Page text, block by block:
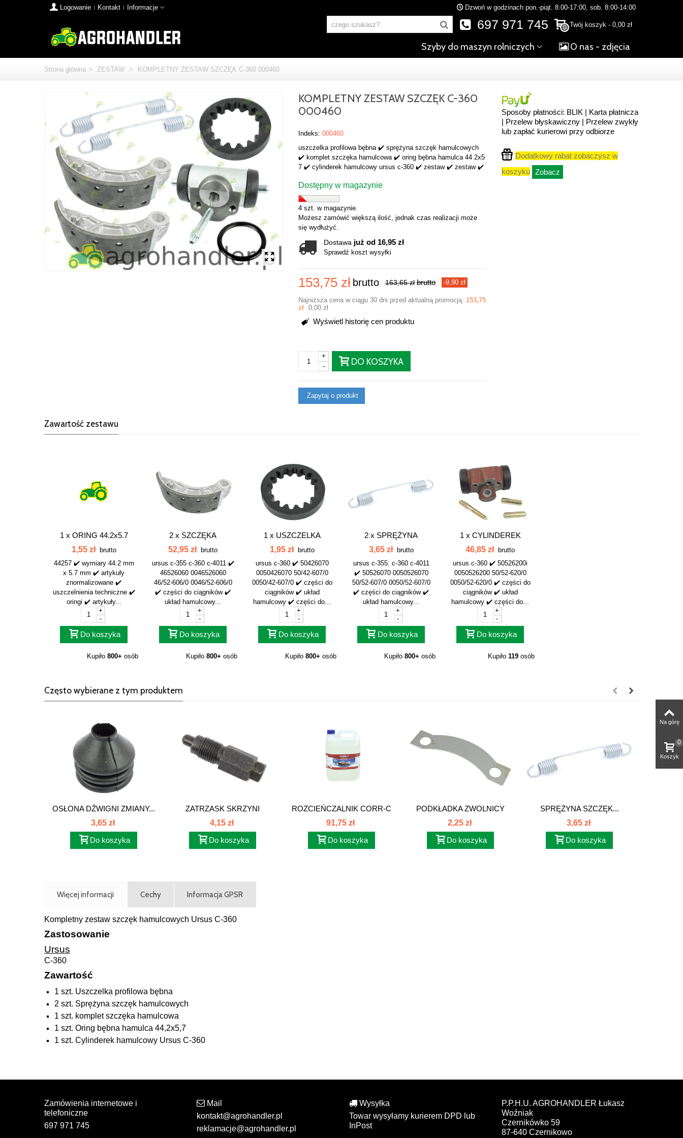
Logowanie Kontakt Informacje Dzwoń w godzinach pon.-piąt. 8:00-17:00, sob. 8:00-14:00
0 Twój koszyk - 0,00 zł
697 971 745
Szyby do maszyn rolniczych O nas - zdjęcia
Strona główna > ZESTAW > KOMPLETNY ZESTAW SZCZĘK C-360 000460
KOMPLETNY ZESTAW SZCZĘK C-360
000460
Indeks: 000460
uszczelka profilowa bębna ✔️ sprężyna szczęk hamulcowych
✔️ komplet szczęka hamulcowa ✔️ oring bębna hamulca 44 2x5
7 ✔️ cylinderek hamulcowy ursus c-360 ✔️ zestaw ✔️ zestaw ✔️
Dostępny w magazynie
4 szt. w magazynie.
Możesz zamówić większą ilość, jednak czas realizacji może
się wydłużyć.
Dostawa już od 16,95 zł
Sprawdź koszt wysyłki
153,75 zł brutto 163,65 zł brutto -9,90 zł
Najniższa cena w ciągu 30 dni przed aktualną promocją: 153,75
zł 0,00 zł
Wyświetl historię cen produktu
-
+
DO KOSZYKA
Zapytaj o produkt
Sposoby płatności: BLIK | Karta płatnicza
| Przelew błyskawiczny | Przelew zwykły
lub zapłać kurierowi przy odbiorze
Dodatkowy rabat zobaczysz w
koszyku Zobacz
Zawartość zestawu
1 x ORING 44.2x5.7
BĘBEN HAMUL. 44257
1,55 zł brutto
44257 ✔️ wymiary 44.2 mm
x 5.7 mm ✔️ artykuły
znormalizowane ✔️
uszczelnienia techniczne ✔️
oringi ✔️ artykuły...
-
+
Do koszyka
Kupiło 800+ osób
2 x SZCZĘKA
HAMULCOWA C-360...
52,95 zł brutto
ursus c-355 c-360 c-4011 ✔️
46526060 0046526060
46/52-606/0 0046/52-606/0
✔️ części do ciągników ✔️
układ hamulcowy...
-
+
Do koszyka
Kupiło 800+ osób
1 x USZCZELKA
PROFILOWA BĘBNA C-
1,95 zł brutto
ursus c-360 ✔️ 50426070
0050426070 50/42-607/0
0050/42-607/0 ✔️ części do
ciągników ✔️ układ
hamulcowy ✔️ części do...
-
+
Do koszyka
Kupiło 800+ osób
2 x SPRĘŻYNA
SZCZĘK
3,65 zł brutto
ursus c-355. c-360 c-4011
✔️ 50526070 0050526070
50/52-607/0 0050/52-607/0
✔️ części do ciągników ✔️
układ hamulcowy...
-
+
Do koszyka
Kupiło 800+ osób
1 x CYLINDEREK
HAMULCOWY C-360...
46,85 zł brutto
ursus c-360 ✔️ 50526200i
0050526200 50/52-620/0
0050/52-620/0 ✔️ części do
ciągników ✔️ układ
hamulcowy ✔️ części do...
-
+
Do koszyka
Kupiło 119 osób
Często wybierane z tym produktem
OSŁONA DŹWIGNI ZMIANY...
3,65 zł
Do koszyka
ZATRZASK SKRZYNI
BIEGÓW...
4,15 zł
Do koszyka
ROZCIEŃCZALNIK CORR-C
5L...
91,75 zł
Do koszyka
PODKŁADKA ZWOLNICY
TYLNEGO...
2,25 zł
Do koszyka
SPRĘŻYNA SZCZĘK...
3,65 zł
Do koszyka
Więcej informacji Cechy Informacja GPSR
Kompletny zestaw szczęk hamulcowych Ursus C-360
Zastosowanie
Ursus
C-360
Zawartość
1 szt. Uszczelka profilowa bębna
2 szt. Sprężyna szczęk hamulcowych
1 szt. komplet szczęka hamulcowa
1 szt. Oring bębna hamulca 44,2x5,7
1 szt. Cylinderek hamulcowy Ursus C-360
Zamówienia internetowe i
telefoniczne
697 971 745
Mail
kontakt@agrohandler.pl
reklamacje@agrohandler.pl
Wysyłka
Towar wysyłamy kurierem DPD lub
InPost
P.P.H.U. AGROHANDLER Łukasz
Woźniak
Czernikówko 59
87-640 Czernikowo
Na górę
Koszyk
0